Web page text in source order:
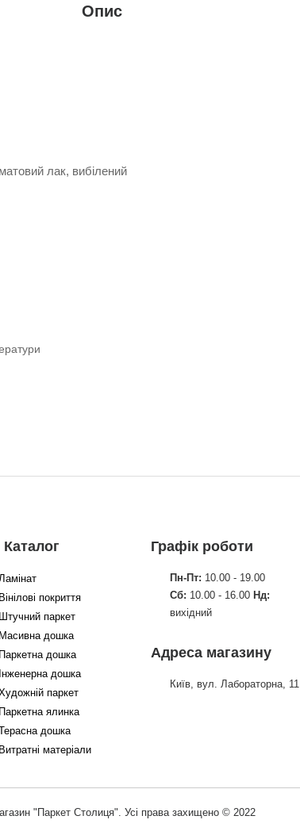
Опис
матовий лак, вибілений
Каталог
Вінілові покриття
Штучний паркет
Масивна дошка
Паркетна дошка
Інженерна дошка
паркет
Паркетна ялинка
дошка
Витратні матеріали
Графік роботи
Пн-Пт: 10.00 - 19.00
Сб: 10.00 - 16.00 Нд:
вихідний
Адреса магазину
Київ, вул. Лабораторна, 11
"Паркет Столиця". Усі права захищено © 2022